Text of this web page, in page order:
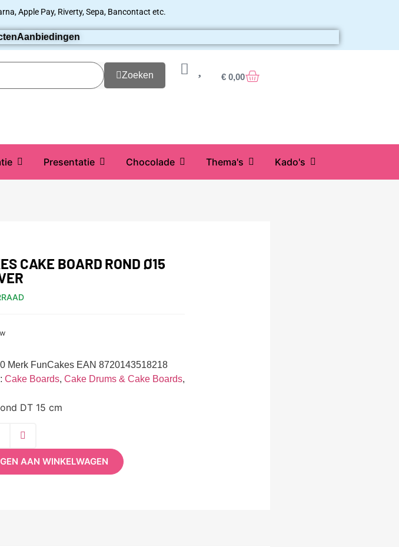
Apple Pay, Riverty, Sepa, Bancontact etc.
Aanbiedingen
Zoeken € 0,00
Presentatie Chocolade Thema's Kado's
CAKE BOARD ROND Ø15
Merk FunCakes EAN 8720143518218
Cake Boards, Cake Drums & Cake Boards,
DT 15 cm
AAN WINKELWAGEN